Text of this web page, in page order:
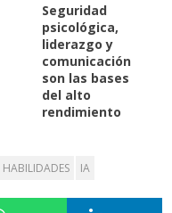
Seguridad
psicológica,
liderazgo y
comunicación
son las bases
del alto
rendimiento
HABILIDADES IA